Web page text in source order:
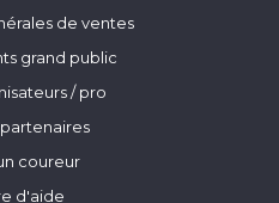
de ventes
grand public
/ pro
coureur
d'aide